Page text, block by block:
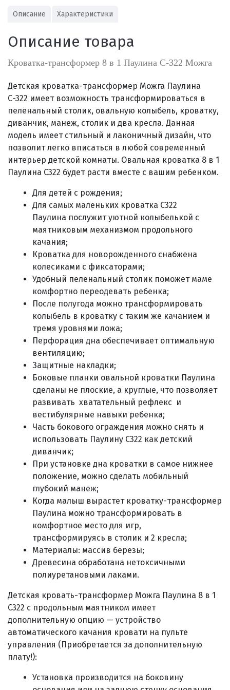
Описание Характеристики
Описание товара
Кроватка-трансформер 8 в 1 Паулина С-322 Можга
Детская кроватка-трансформер Можга Паулина
С-322 имеет возможность трансформироваться в
пеленальный столик, овальную колыбель, кроватку,
диванчик, манеж, столик и два кресла. Данная
модель имеет стильный и лаконичный дизайн, что
позволитлегко вписаться в любой современный
интерьер детской комнаты. Овальная кроватка 8 в 1
Паулина С322 будет расти вместе с вашим ребенком.
Для детей с рождения;
Для самых маленьких кроватка С322
Паулина послужит уютной колыбелькой с
маятниковым механизмом продольного
качания;
Кроватка для новорожденного снабжена
колесиками с фиксаторами;
Удобный пеленальный столик поможет маме
комфортно переодевать ребенка;
После полугода можно трансформировать
колыбель в кроватку с таким же качанием и
тремя уровнями ложа;
Перфорация дна обеспечивает оптимальную
вентиляцию;
Защитные накладки;
Боковые планки овальной кроватки Паулина
сделаны не плоские, а круглые, что позволяет
развивать хватательный рефлекс и
вестибулярные навыки ребенка;
Часть бокового ограждения можно снять и
использовать Паулину С322 как детский
диванчик;
При установке дна кроватки в самое нижнее
положение, можно сделать мобильный
глубокий манеж;
Когда малыш вырастет кроватку-трансформер
Паулина можно трансформировать в
комфортное место для игр,
трансформируясь в столик и 2 кресла;
Материалы: массив березы;
Древесина обработана нетоксичными
полиуретановыми лаками.
Детская кровать-трансформер Можга Паулина 8 в 1
С322 с продольным маятником имеет
дополнительную опцию — устройство
автоматического качания кровати на пульте
управления (Приобретается за дополнительную
плату!):
Установка производится на боковину